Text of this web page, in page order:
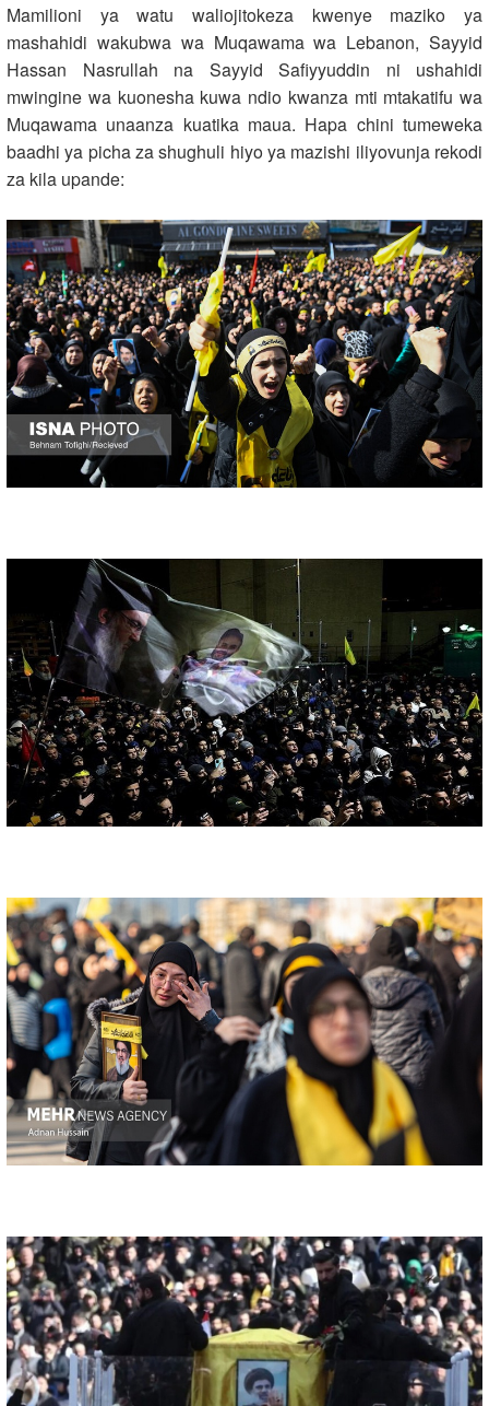
Mamilioni ya watu waliojitokeza kwenye maziko ya
mashahidi wakubwa wa Muqawama wa Lebanon, Sayyid
Hassan Nasrullah na Sayyid Safiyyuddin ni ushahidi
mwingine wa kuonesha kuwa ndio kwanza mti mtakatifu wa
Muqawama unaanza kuatika maua. Hapa chini tumeweka
baadhi ya picha za shughuli hiyo ya mazishi iliyovunja rekodi
za kila upande: